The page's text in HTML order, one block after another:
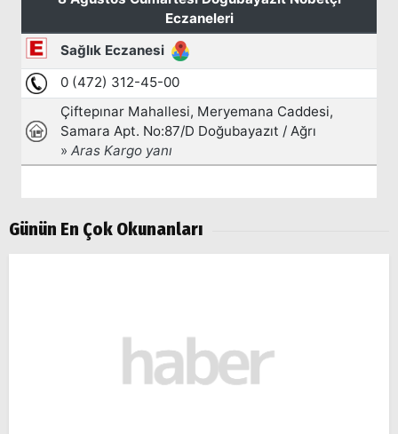
Günün En Çok Okunanları